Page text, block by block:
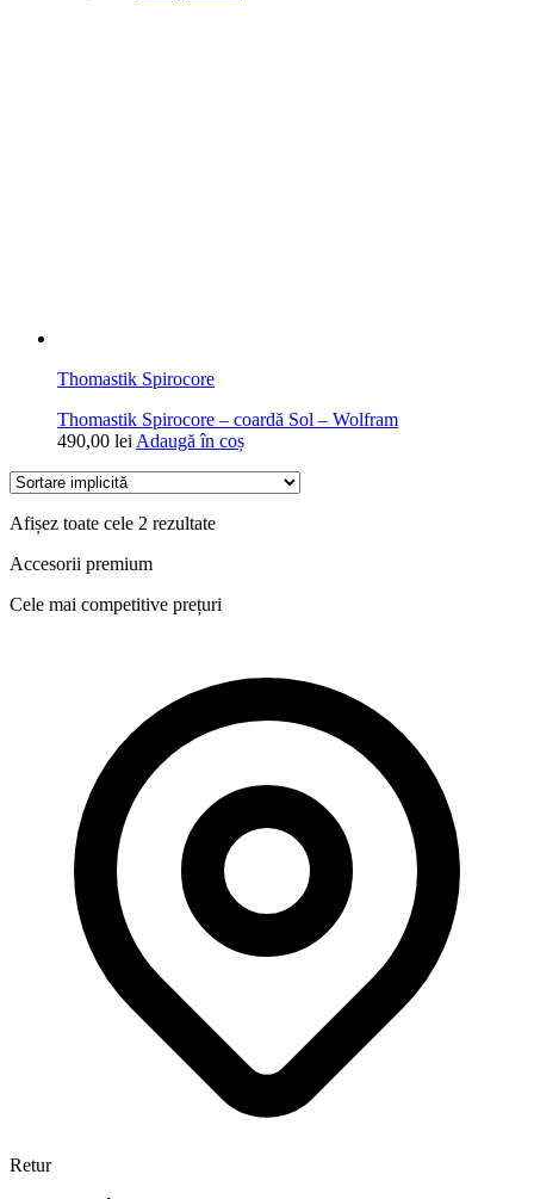
Thomastik Spirocore
Thomastik Spirocore – coardă Sol – Wolfram
490,00 lei Adaugă în coș
Afișez toate cele 2 rezultate
Accesorii premium
Cele mai competitive prețuri
Retur